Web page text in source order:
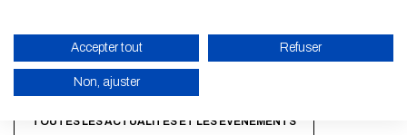
ACTIVER LE MODE ÉCO
TOUTES LES ACTUALITÉS ET LES ÉVÈNEMENTS
Accepter tout Refuser
Non, ajuster